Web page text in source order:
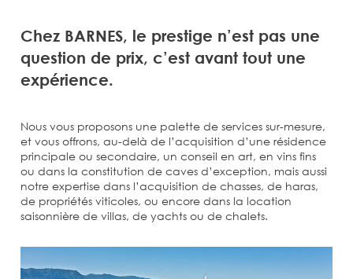
Chez BARNES, le prestige n’est pas une
question de prix, c’est avant tout une
expérience.
Nous vous proposons une palette de services sur-mesure,
et vous offrons, au-delà de l’acquisition d’une résidence
principale ou secondaire, un conseil en art, en vins fins
ou dans la constitution de caves d’exception, mais aussi
notre expertise dans l’acquisition de chasses, de haras,
de propriétés viticoles, ou encore dans la location
saisonnière de villas, de yachts ou de chalets.